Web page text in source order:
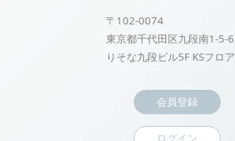
〒102-0074
東京都千代田区九段南1-5-6
りそな九段ビル5F KSフロア
会員登録
ログイン